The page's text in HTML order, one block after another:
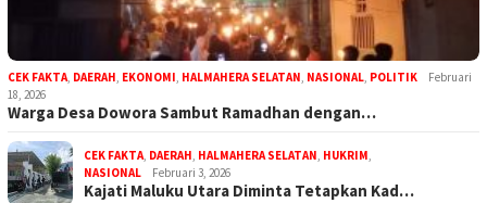
CEK FAKTA, DAERAH, EKONOMI, HALMAHERA SELATAN, NASIONAL, POLITIK
Februari
18, 2026
Warga Desa Dowora Sambut Ramadhan dengan…
CEK FAKTA, DAERAH, HALMAHERA SELATAN, HUKRIM,
NASIONAL
Februari 3, 2026
Kajati Maluku Utara Diminta Tetapkan Kad…